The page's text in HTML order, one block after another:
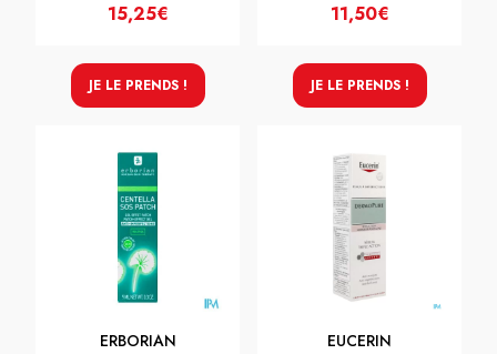
15,25€
JE LE PRENDS !
11,50€
JE LE PRENDS !
ERBORIAN EUCERIN